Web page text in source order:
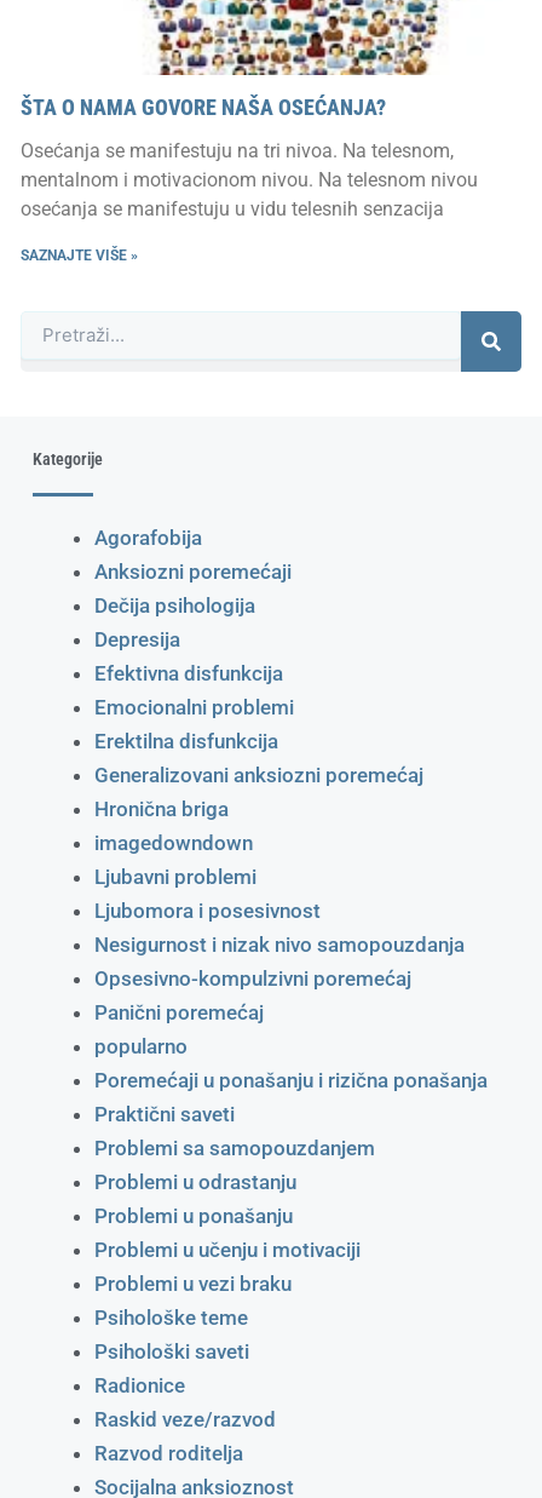
ŠTA O NAMA GOVORE NAŠA OSEĆANJA?
Osećanja se manifestuju na tri nivoa. Na telesnom,
mentalnom i motivacionom nivou. Na telesnom nivou
osećanja se manifestuju u vidu telesnih senzacija
SAZNAJTE VIŠE »
Kategorije
Agorafobija
Anksiozni poremećaji
Dečija psihologija
Depresija
Efektivna disfunkcija
Emocionalni problemi
Erektilna disfunkcija
Generalizovani anksiozni poremećaj
Hronična briga
imagedowndown
Ljubavni problemi
Ljubomora i posesivnost
Nesigurnost i nizak nivo samopouzdanja
Opsesivno-kompulzivni poremećaj
Panični poremećaj
popularno
Poremećaji u ponašanju i rizična ponašanja
Praktični saveti
Problemi sa samopouzdanjem
Problemi u odrastanju
Problemi u ponašanju
Problemi u učenju i motivaciji
Problemi u vezi braku
Psihološke teme
Psihološki saveti
Radionice
Raskid veze/razvod
Razvod roditelja
Socijalna anksioznost